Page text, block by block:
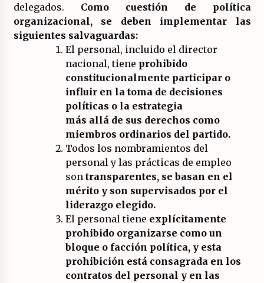
delegados. Como cuestión de política
organizacional, se deben implementar las
siguientes salvaguardas:
El personal, incluido el director
nacional, tiene prohibido
constitucionalmente participar o
influir en la toma de decisiones
políticas o la estrategia
más allá de sus derechos como
miembros ordinarios del partido.
Todos los nombramientos del
personal y las prácticas de empleo
son transparentes, se basan en el
mérito y son supervisados por el
liderazgo elegido.
El personal tiene explícitamente
prohibido organizarse como un
bloque o facción política, y esta
prohibición está consagrada en los
contratos del personal y en las